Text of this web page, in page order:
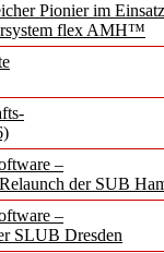
Pionier im
flex AMH™
–
der SUB
–
SLUB Dresden